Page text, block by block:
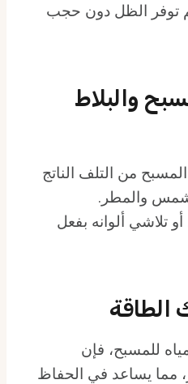
توفر الظل دون حجب
والبلاط
من التلف الناتج
والمطر.
تلاشي ألوانه بفعل
للمسبح، فإن
مما يساعد في الحفاظ